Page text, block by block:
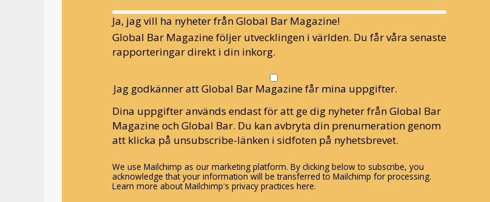
Ja, jag vill ha nyheter från Global Bar Magazine!
Global Bar Magazine följer utvecklingen i världen. Du får våra senaste
rapporteringar direkt i din inkorg.
Jag godkänner att Global Bar Magazine får mina uppgifter.
Dina uppgifter används endast för att ge dig nyheter från Global Bar
Magazine och Global Bar. Du kan avbryta din prenumeration genom
att klicka på unsubscribe-länken i sidfoten på nyhetsbrevet.
We use Mailchimp as our marketing platform. By clicking below to subscribe, you
acknowledge that your information will be transferred to Mailchimp for processing.
Learn more about Mailchimp's privacy practices here.